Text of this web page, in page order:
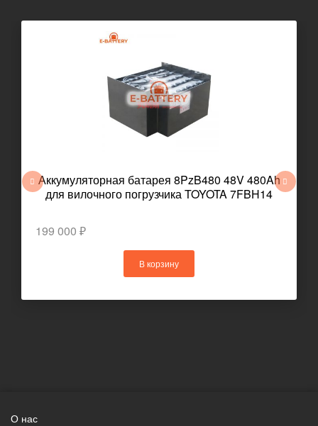
Аккумуляторная батарея 8PzB480 48V 480Ah
для вилочного погрузчика TOYOTA 7FBH14
199 000 ₽
В корзину
О нас